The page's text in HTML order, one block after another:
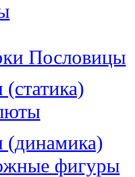
Пословицы
(динамика)
фигуры